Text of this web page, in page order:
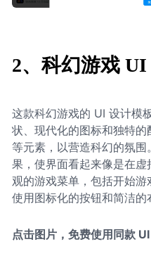
2、科幻游戏
这款科幻游戏的 UI 设计模
状、现代化的图标和独特
等元素，以营造科幻的氛
果，使界面看起来像是在
观的游戏菜单，包括开始
使用图标化的按钮和简洁
点击图片，免费使用同款